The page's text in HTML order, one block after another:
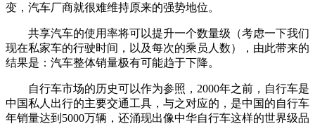
变，汽车厂商就很难维持原来的强势地位。
共享汽车的使用率将可以提升一个数量级（考虑一下我们
现在私家车的行驶时间，以及每次的乘员人数），由此带来的
结果是：汽车整体销量极有可能趋于下降。
自行车市场的历史可以作为参照，2000年之前，自行车是
中国私人出行的主要交通工具，与之对应的，是中国的自行车
年销量达到5000万辆，还涌现出像中华自行车这样的世界级品